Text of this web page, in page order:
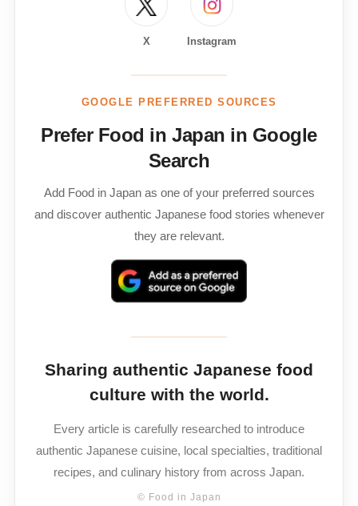
X Instagram
GOOGLE PREFERRED SOURCES
Prefer Food in Japan in Google
Search
Add Food in Japan as one of your preferred sources
and discover authentic Japanese food stories whenever
they are relevant.
Sharing authentic Japanese food
culture with the world.
Every article is carefully researched to introduce
authentic Japanese cuisine, local specialties, traditional
recipes, and culinary history from across Japan.
© Food in Japan